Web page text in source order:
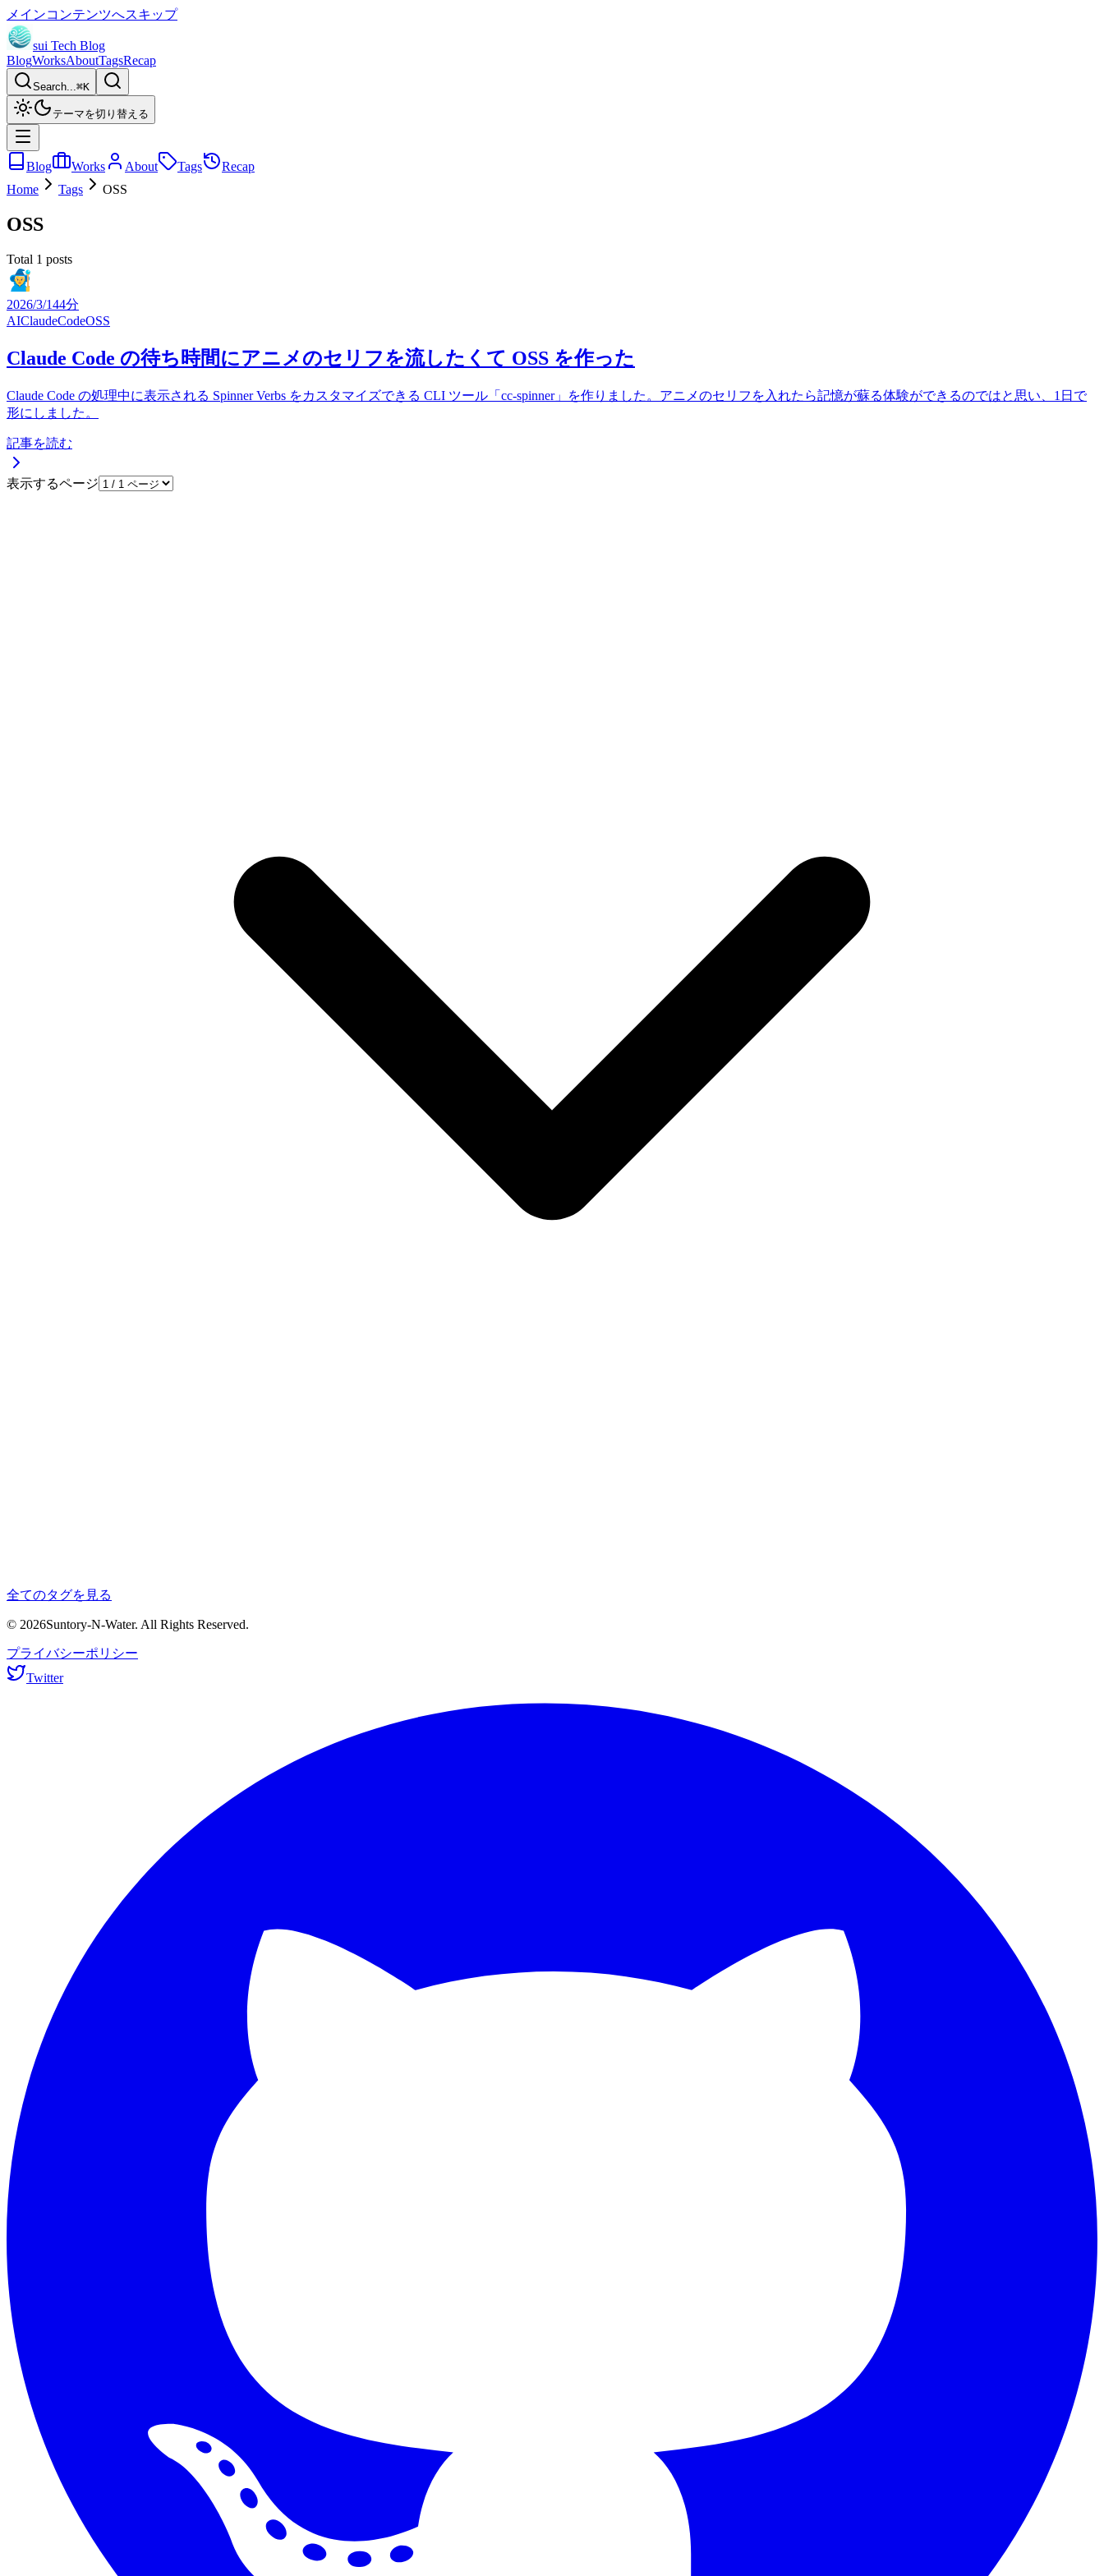
メインコンテンツへスキップ
sui Tech Blog
BlogWorksAboutTagsRecap
Search...⌘K
テーマを切り替える
Blog Works About Tags
Recap
Home
Tags OSS
OSS
Total 1 posts
2026/3/144分
AIClaudeCodeOSS
Claude Code の待ち時間にアニメのセリフを流したくて OSS を作った
Claude Code の処理中に表示される Spinner Verbs をカスタマイズできる CLI ツール「cc-spinner」を作りました。アニメのセリフを入れたら記憶が蘇る体験ができるのではと思い、1日で
形にしました。
記事を読む
表示するページ
全てのタグを見る
© 2026Suntory-N-Water. All Rights Reserved.
プライバシーポリシー
Twitter